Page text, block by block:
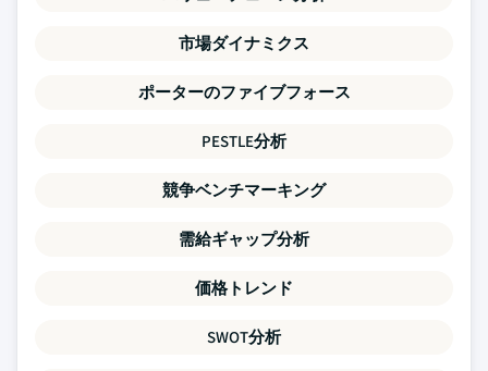
市場ダイナミクス
ポーターのファイブフォース
PESTLE分析
競争ベンチマーキング
需給ギャップ分析
価格トレンド
SWOT分析